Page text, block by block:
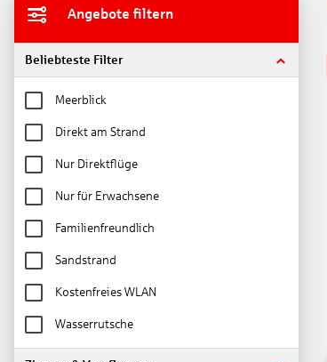
Angebote filtern
Beliebteste Filter
Meerblick
Direkt am Strand
Nur Direktflüge
Nur für Erwachsene
Familienfreundlich
Sandstrand
Kostenfreies WLAN
Wasserrutsche